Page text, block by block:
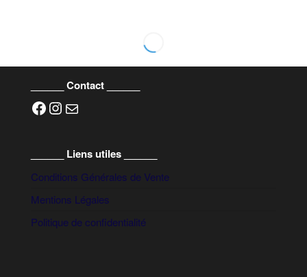
______ Contact ______
Facebook
Instagram
E-mail
______ Liens utiles ______
Conditions Générales de Vente
Mentions Légales
Politique de confidentialité